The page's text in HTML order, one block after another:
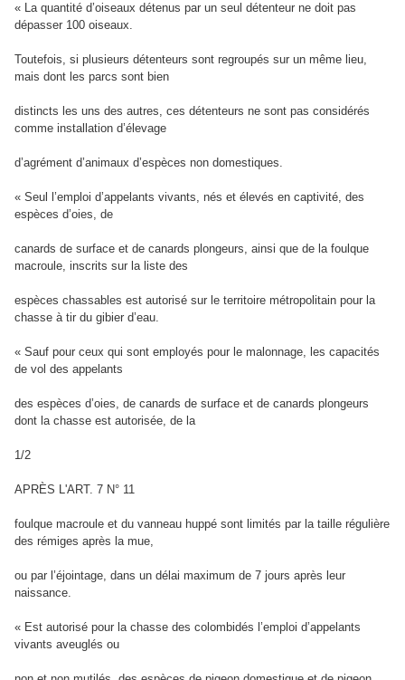
« La quantité d’oiseaux détenus par un seul détenteur ne doit pas
dépasser 100 oiseaux.
Toutefois, si plusieurs détenteurs sont regroupés sur un même lieu,
mais dont les parcs sont bien
distincts les uns des autres, ces détenteurs ne sont pas considérés
comme installation d’élevage
d’agrément d’animaux d’espèces non domestiques.
« Seul l’emploi d’appelants vivants, nés et élevés en captivité, des
espèces d’oies, de
canards de surface et de canards plongeurs, ainsi que de la foulque
macroule, inscrits sur la liste des
espèces chassables est autorisé sur le territoire métropolitain pour la
chasse à tir du gibier d’eau.
« Sauf pour ceux qui sont employés pour le malonnage, les capacités
de vol des appelants
des espèces d’oies, de canards de surface et de canards plongeurs
dont la chasse est autorisée, de la
1/2
APRÈS L'ART. 7 N° 11
foulque macroule et du vanneau huppé sont limités par la taille régulière
des rémiges après la mue,
ou par l’éjointage, dans un délai maximum de 7 jours après leur
naissance.
« Est autorisé pour la chasse des colombidés l’emploi d’appelants
vivants aveuglés ou